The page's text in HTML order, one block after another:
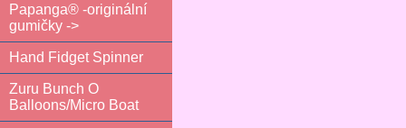
Papanga® -originální
gumičky ->
Hand Fidget Spinner
Zuru Bunch O
Balloons/Micro Boat